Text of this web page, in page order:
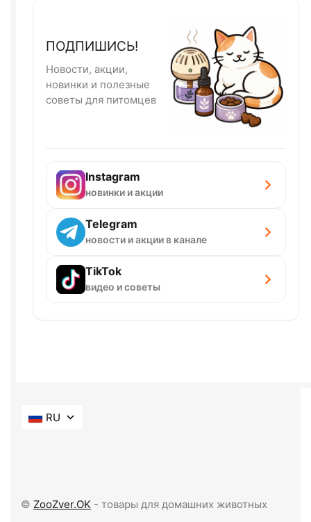
ПОДПИШИСЬ!
Новости, акции,
новинки и полезные
советы для питомцев
Instagram
новинки и акции
Telegram
новости и акции в канале
TikTok
видео и советы
RU
© ZooZver.OK - товары для домашних животных